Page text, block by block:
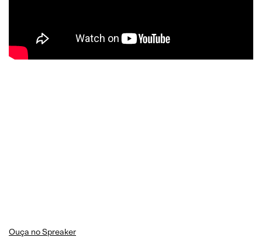
Ouça no Spreaker